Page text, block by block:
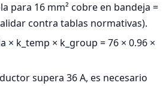
para 16 mm² cobre en bandeja =
contra tablas normativas).
× k_temp × k_group = 76 × 0.96 ×
supera 36 A, es necesario